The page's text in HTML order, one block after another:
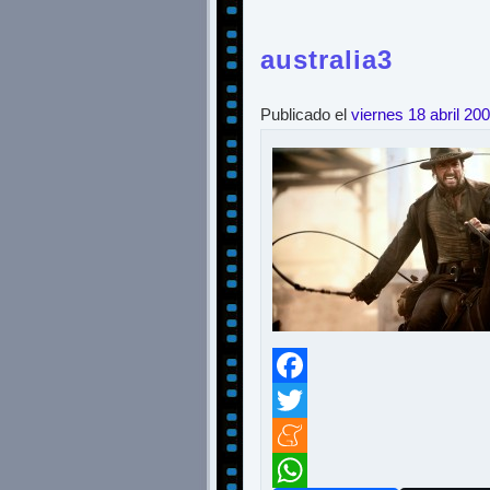
australia3
Publicado el viernes 18 abril
Facebook
Twitter
Meneame